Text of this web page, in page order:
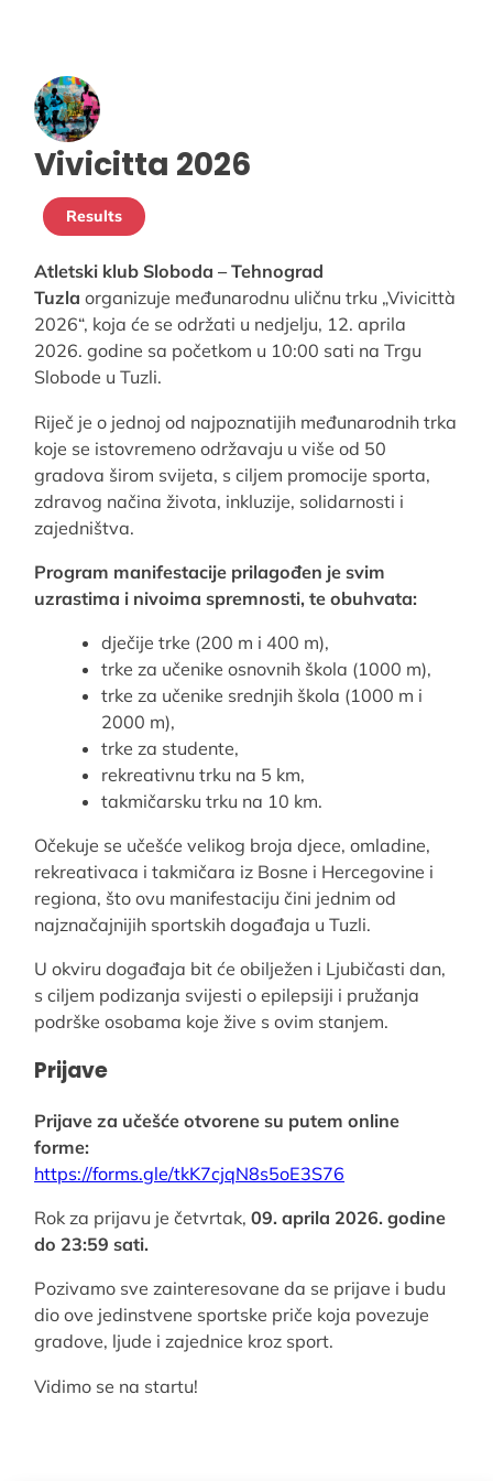
Vivicitta 2026
Results
Atletski klub Sloboda – Tehnograd
Tuzla organizuje međunarodnu uličnu trku „Vivicittà
2026“, koja će se održati u nedjelju, 12. aprila
2026. godine sa početkom u 10:00 sati na Trgu
Slobode u Tuzli.
Riječ je o jednoj od najpoznatijih međunarodnih trka
koje se istovremeno održavaju u više od 50
gradova širom svijeta, s ciljem promocije sporta,
zdravog načina života, inkluzije, solidarnosti i
zajedništva.
Program manifestacije prilagođen je svim
uzrastima i nivoima spremnosti, te obuhvata:
dječije trke (200 m i 400 m),
trke za učenike osnovnih škola (1000 m),
trke za učenike srednjih škola (1000 m i
2000 m),
trke za studente,
rekreativnu trku na 5 km,
takmičarsku trku na 10 km.
Očekuje se učešće velikog broja djece, omladine,
rekreativaca i takmičara iz Bosne i Hercegovine i
regiona, što ovu manifestaciju čini jednim od
najznačajnijih sportskih događaja u Tuzli.
U okviru događaja bit će obilježen i Ljubičasti dan,
s ciljem podizanja svijesti o epilepsiji i pružanja
podrške osobama koje žive s ovim stanjem.
Prijave
Prijave za učešće otvorene su putem online
forme:
https://forms.gle/tkK7cjqN8s5oE3S76
Rok za prijavu je četvrtak,09. aprila 2026. godine
do 23:59 sati.
Pozivamo sve zainteresovane da se prijave i budu
dio ove jedinstvene sportske priče koja povezuje
gradove, ljude i zajednice kroz sport.
Vidimo se na startu!